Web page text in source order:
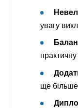
увагу
ще